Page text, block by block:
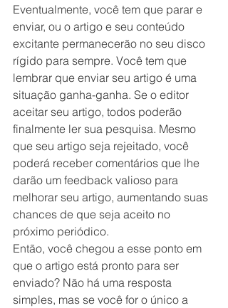
Eventualmente, você tem que parar e
enviar, ou o artigo e seu conteúdo
excitante permanecerão no seu disco
rígido para sempre. Você tem que
lembrar que enviar seu artigo é uma
situação ganha-ganha. Se o editor
aceitar seu artigo, todos poderão
finalmente ler sua pesquisa. Mesmo
que seu artigo seja rejeitado, você
poderá receber comentários que lhe
darão um feedback valioso para
melhorar seu artigo, aumentando suas
chances de que seja aceito no
próximo periódico.
Então, você chegou a esse ponto em
que o artigo está pronto para ser
enviado? Não há uma resposta
simples, mas se você for o único a